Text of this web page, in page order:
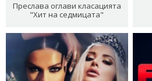
Преслава оглави класацията
"Хит на седмицата"